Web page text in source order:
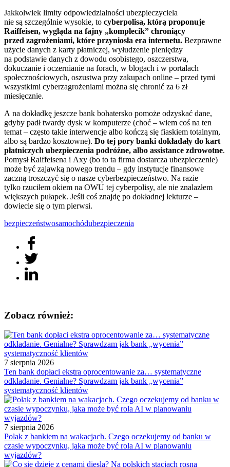
Jakkolwiek limity odpowiedzialności ubezpieczyciela
nie są szczególnie wysokie, to cyberpolisa, którą proponuje
Raiffeisen, wygląda na fajny „komplecik” chroniący
przed zagrożeniami, które przyniosła era internetu. Bezprawne
użycie danych z karty płatniczej, wyłudzenie pieniędzy
na podstawie danych z dowodu osobistego, oszczerstwa,
dokuczanie i oczernianie na forach, w blogach i w portalach
społecznościowych, oszustwa przy zakupach online – przed tymi
wszystkimi cyberzagrożeniami można się chronić za 6 zł
miesięcznie.
A na dokładkę jeszcze bank bohatersko pomoże odzyskać dane,
gdyby padł twardy dysk w komputerze (choć – wiem coś na ten
temat – często takie interwencje albo kończą się fiaskiem totalnym,
albo są bardzo kosztowne). Do tej pory banki dokładały do kart
płatniczych ubezpieczenia podróżne, albo assistance zdrowotne.
Pomysł Raiffeisena i Axy (bo to ta firma dostarcza ubezpieczenie)
może być zajawką nowego trendu – gdy instytucje finansowe
zaczną troszczyć się o nasze cyberbezpieczeństwo. Na razie
tylko rzuciłem okiem na OWU tej cyberpolisy, ale nie znalazłem
większych pułapek. Jeśli coś znajdę po dokładnej lekturze –
dowiecie się o tym pierwsi.
bezpieczeństwosamochódubezpieczenia
Zobacz również:
7 sierpnia 2026
Ten bank dopłaci ekstra oprocentowanie za… systematyczne
odkładanie. Genialne? Sprawdzam jak bank „wycenia”
systematyczność klientów
7 sierpnia 2026
Polak z bankiem na wakacjach. Czego oczekujemy od banku w
czasie wypoczynku, jaka może być rola AI w planowaniu
wyjazdów?